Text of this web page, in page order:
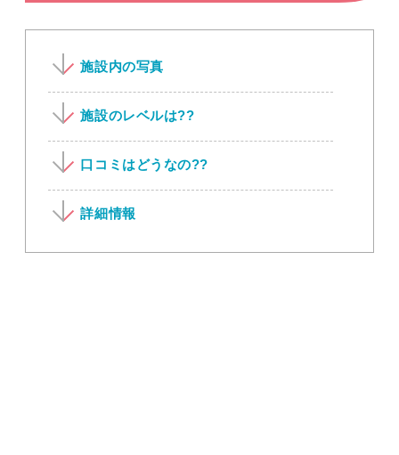
施設内の写真
施設のレベルは??
口コミはどうなの??
詳細情報